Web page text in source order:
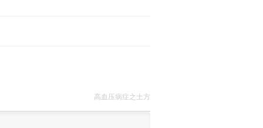
高血压病症之土方